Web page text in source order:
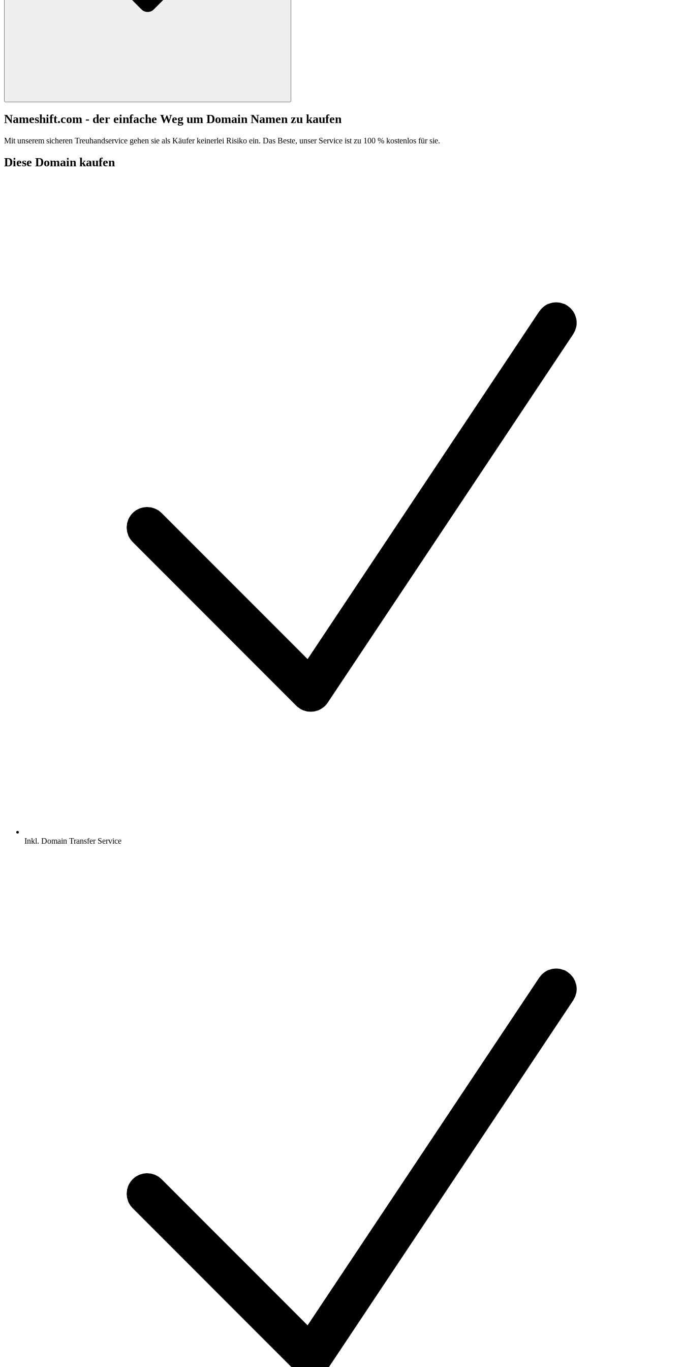
Nameshift.com - der einfache Weg um Domain Namen zu kaufen
Mit unserem sicheren Treuhandservice gehen sie als Käufer keinerlei Risiko ein. Das Beste, unser Service ist zu 100 % kostenlos für sie.
Diese Domain kaufen
Inkl. Domain Transfer Service